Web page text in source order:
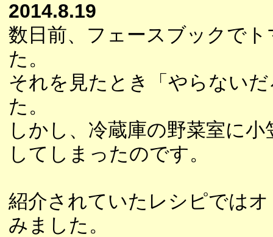
2014.8.19
数日前、フェースブックで
た。
それを見たとき「やらない
た。
しかし、冷蔵庫の野菜室に
してしまったのです。
紹介されていたレシピでは
みました。